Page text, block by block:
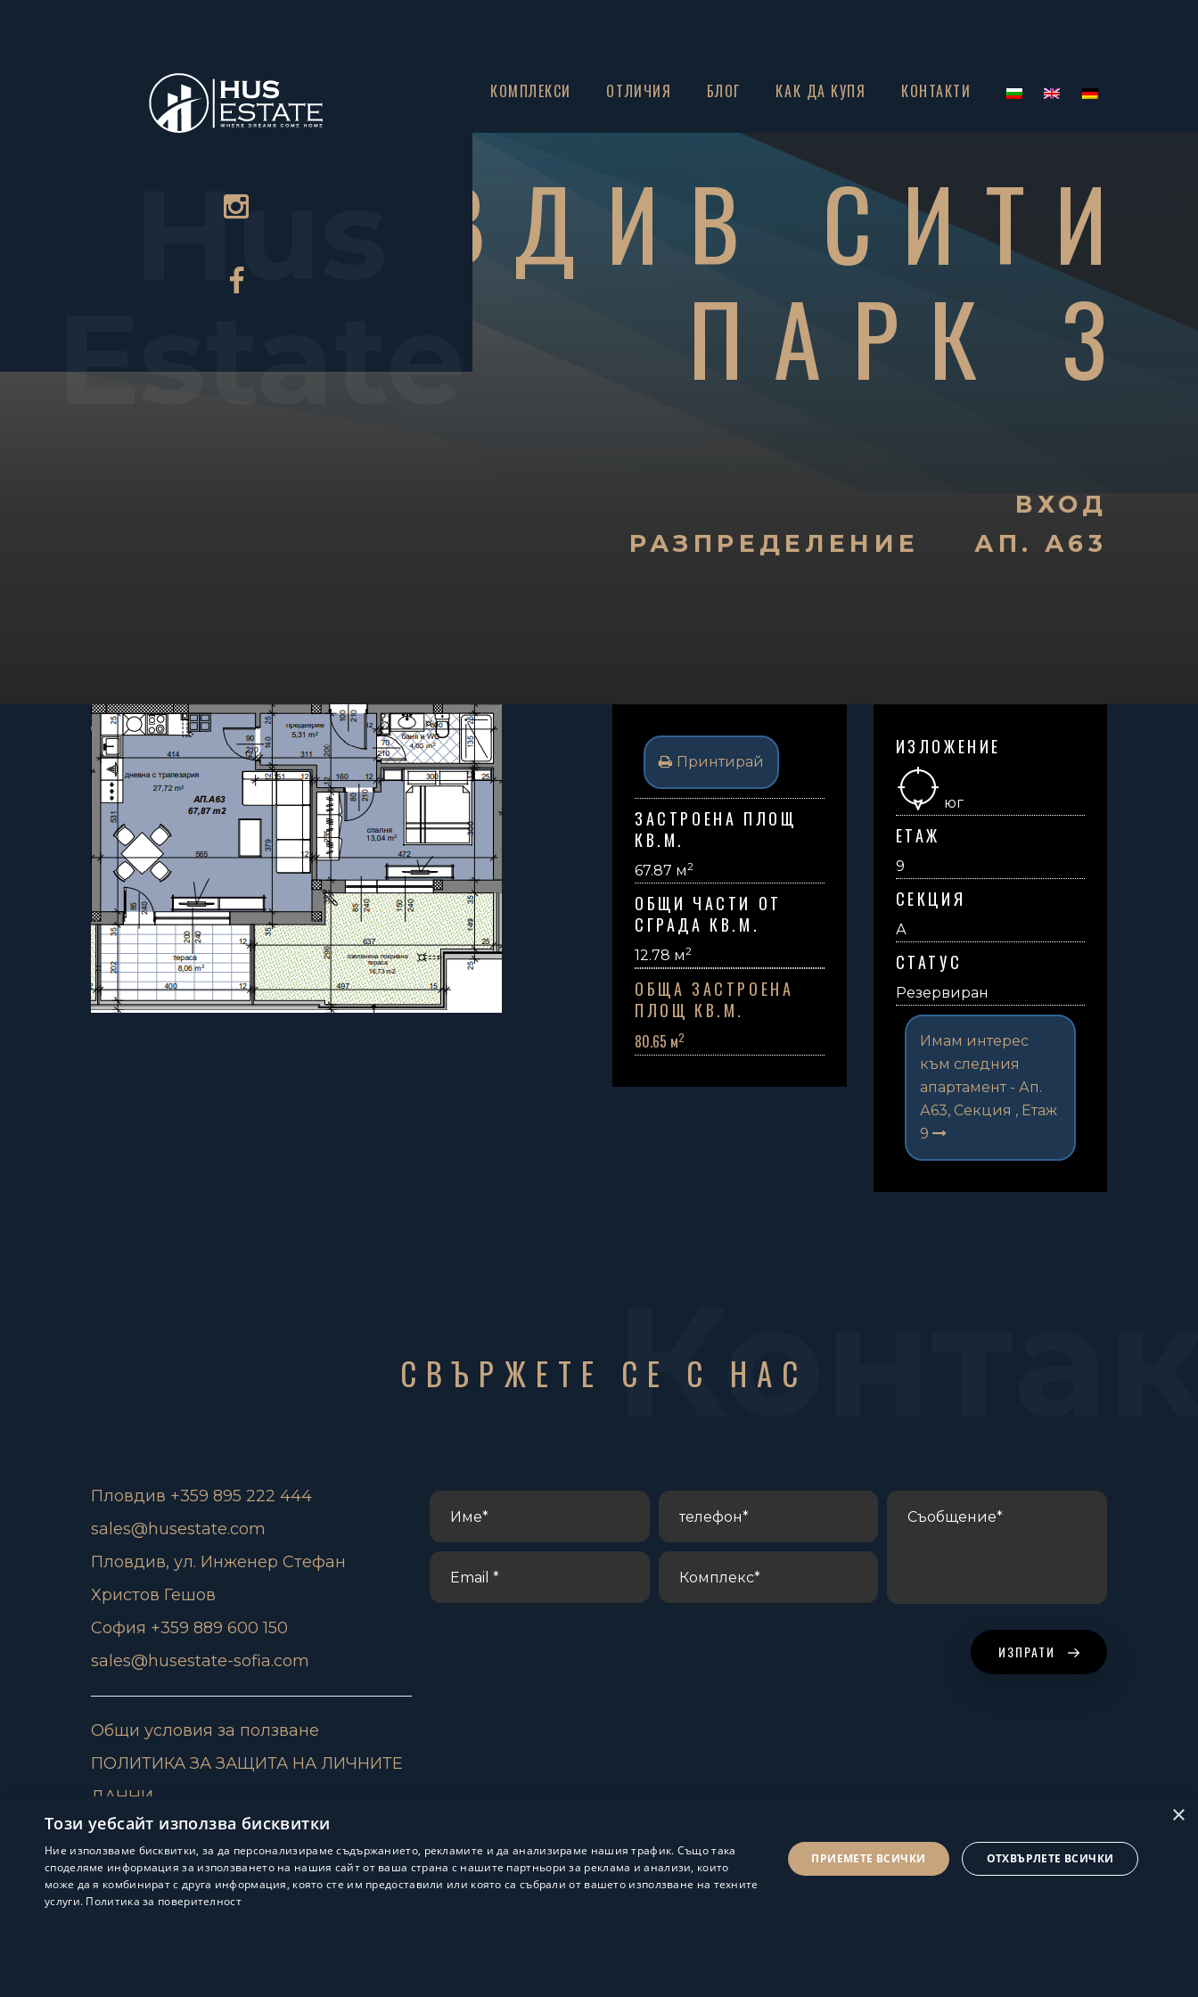
Hus
Estate
КОМПЛЕКСИ ОТЛИЧИЯ БЛОГ КАК ДА КУПЯ КОНТАКТИ
ПЛОВДИВ СИТИ
ПАРК 3
РАЗПРЕДЕЛЕНИЕ
ВХОД
АП. А63
Принтирай
ЗАСТРОЕНА ПЛОЩ
КВ.М.
67.87 м2
ОБЩИ ЧАСТИ ОТ
СГРАДА КВ.М.
12.78 м2
ОБЩА ЗАСТРОЕНА
ПЛОЩ КВ.М.
80.65 м2
ИЗЛОЖЕНИЕ
юг
ЕТАЖ
9
СЕКЦИЯ
А
СТАТУС
Резервиран
Имам интерес
към следния
апартамент - Ап.
А63, Секция , Етаж
9
СВЪРЖЕТЕ СЕ С НАС
Пловдив +359 895 222 444
sales@husestate.com
Пловдив, ул. Инженер Стефан
Христов Гешов
София +359 889 600 150
sales@husestate-sofia.com
Общи условия за ползване
ПОЛИТИКА ЗА ЗАЩИТА НА ЛИЧНИТЕ
ДАННИ
ИЗПРАТИ
×
Този уебсайт използва бисквитки
Ние използваме бисквитки, за да персонализираме съдържанието, рекламите и да анализираме нашия трафик. Също така
споделяме информация за използването на нашия сайт от ваша страна с нашите партньори за реклама и анализи, които
може да я комбинират с друга информация, която сте им предоставили или която са събрали от вашето използване на техните
услуги. Политика за поверителност
ПРИЕМЕТЕ ВСИЧКИ ОТХВЪРЛЕТЕ ВСИЧКИ